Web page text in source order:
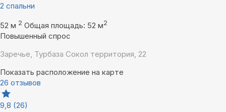
2 спальни
52 м 2 Общая площадь: 52 м2
Повышенный спрос
Заречье, Турбаза Сокол территория, 22
Показать расположение на карте
26 отзывов
9,8 (26)